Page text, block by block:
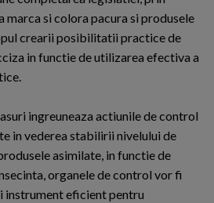
si colora pacura si produsele
crearii posibilitatii practice de
in functie de utilizarea efectiva a
ingreuneaza actiunile de control
in vederea stabilirii nivelului de
asimilate, in functie de
organele de control vor fi
instrument eficient pentru